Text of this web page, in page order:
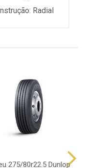
Radial
275/80r22.5 Dunlop